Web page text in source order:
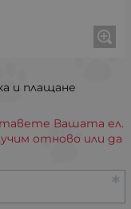
и плащане
Вашата ел.
отново или да